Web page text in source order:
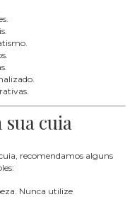
cuia
recomendamos alguns
Nunca utilize